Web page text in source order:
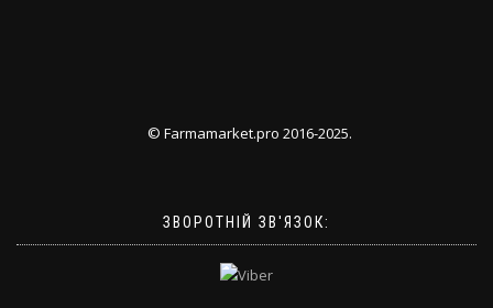
© Farmamarket.pro 2016-2025.
ЗВОРОТНІЙ ЗВ'ЯЗОК: